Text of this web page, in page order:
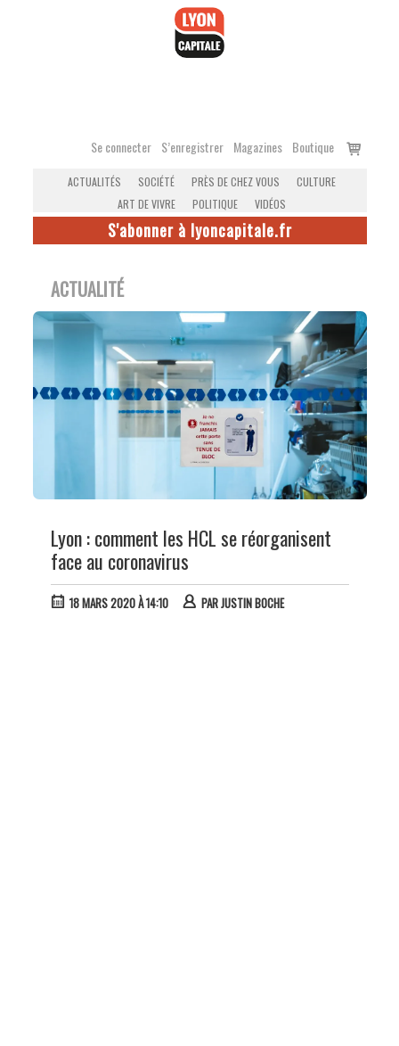
Se connecter S’enregistrer Magazines Boutique
Voir
ACTUALITÉS SOCIÉTÉ PRÈS DE CHEZ VOUS
CULTURE
ART DE VIVRE
POLITIQUE VIDÉOS
S'abonner à lyoncapitale.fr
ACTUALITÉ
Lyon : comment les HCL se réorganisent
face au coronavirus
18 MARS 2020 À 14:10 PARJUSTIN BOCHE